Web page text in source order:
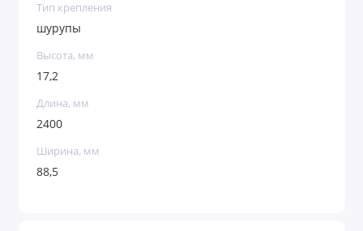
Тип крепления
шурупы
Высота, мм
17,2
Длина, мм
2400
Ширина, мм
88,5